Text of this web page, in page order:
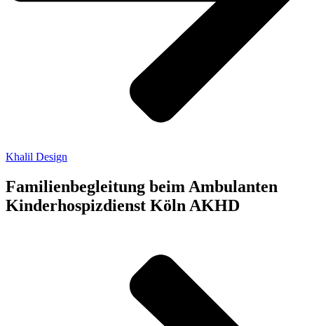
Khalil Design
Familienbegleitung beim Ambulanten
Kinderhospizdienst Köln AKHD